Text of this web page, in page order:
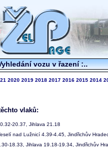
vozu v řazení :..
2020 2019 2018 2017 2016 2015 2014
vlaků:
20.37, Jihlava 21.18
nad Lužnicí 4.39-4.45, Jindřichův
18.33, Jihlava 19.18-19.34, Jindřichův